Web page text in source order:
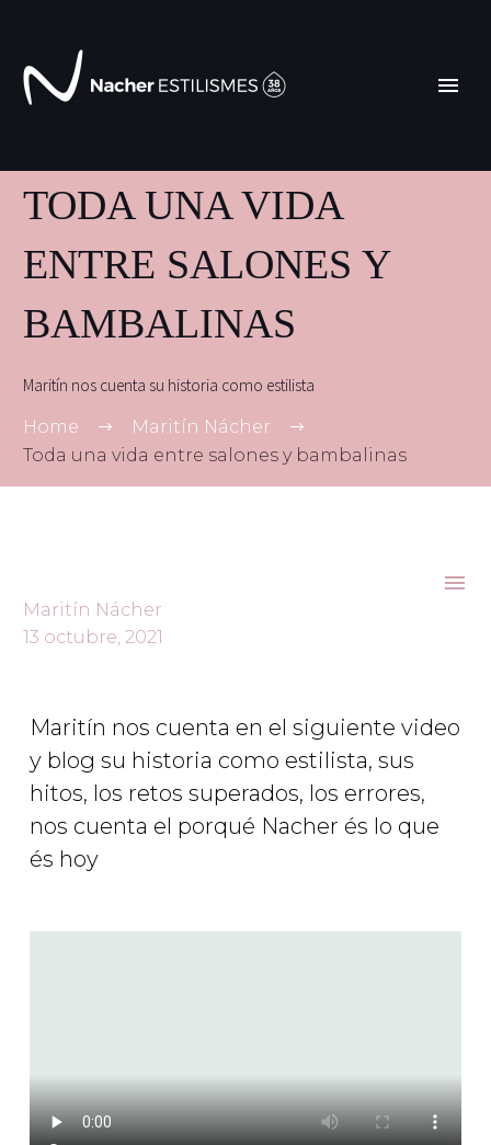
TODA UNA VIDA
ENTRE SALONES Y
BAMBALINAS
Maritín nos cuenta su historia como estilista
Home
Maritín Nácher
Toda una vida entre salones y bambalinas

Maritín Nácher
13 octubre, 2021
Maritín nos cuenta en el siguiente video
y blog su historia como estilista, sus
hitos, los retos superados, los errores,
nos cuenta el porqué Nacher és lo que
és hoy